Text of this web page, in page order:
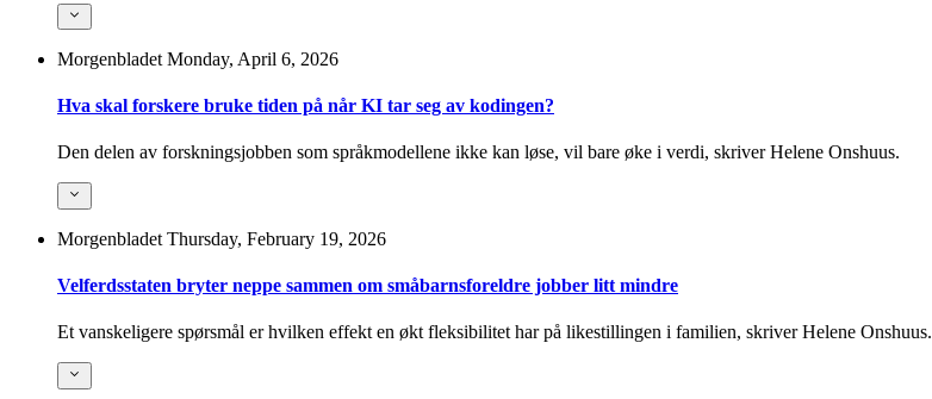
Morgenbladet Monday, April 6, 2026
Hva skal forskere bruke tiden på når KI tar seg av kodingen?
Den delen av forskningsjobben som språkmodellene ikke kan løse, vil bare øke i verdi, skriver Helene Onshuus.
Morgenbladet Thursday, February 19, 2026
Velferdsstaten bryter neppe sammen om småbarnsforeldre jobber litt mindre
Et vanskeligere spørsmål er hvilken effekt en økt fleksibilitet har på likestillingen i familien, skriver Helene Onshuus.